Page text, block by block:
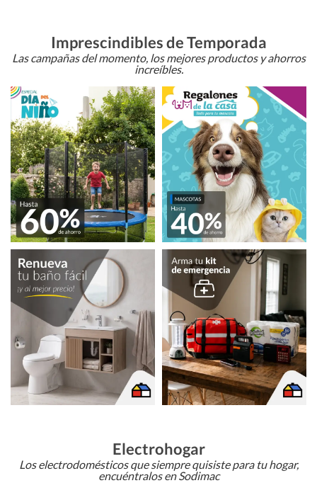
Imprescindibles de Temporada
Las campañas del momento, los mejores productos y ahorros
increíbles.
Electrohogar
Los electrodomésticos que siempre quisiste para tu hogar,
encuéntralos en Sodimac